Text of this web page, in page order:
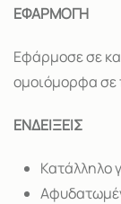
ΕΦΑΡΜΟΓΗ
Εφάρμοσε σε
ομοιόμορφα σε
ΕΝΔΕΙΞΕΙΣ
Κατάλληλο